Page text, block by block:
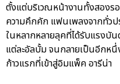
ตั้งแต่บริเวณหน้างานทั้งสองร
ความคึกคัก แฟนเพลงจากทั่วป
ในหลากหลายลุคที่ได้รับแรงบัน
แต่ละอัลบั้ม จนกลายเป็นอีกห
ก้าวแรกที่เข้าสู่อิมแพ็ค อารีน่า